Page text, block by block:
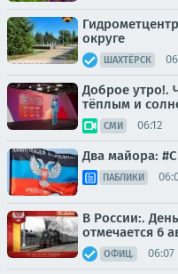
округе
ШАХТЁРСК
Доброе утро!.
тёплым и
СМИ 06:12
Два майора:
ПАБЛИКИ
В России:.
отмечается 6
ОФИЦ. 06:07